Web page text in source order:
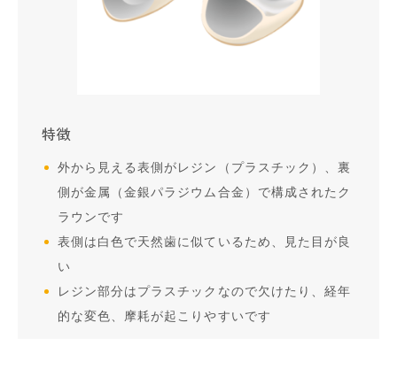
特徴
外から見える表側がレジン（プラスチック）、裏
側が金属（金銀パラジウム合金）で構成されたク
ラウンです
表側は白色で天然歯に似ているため、見た目が良
い
レジン部分はプラスチックなので欠けたり、経年
的な変色、摩耗が起こりやすいです